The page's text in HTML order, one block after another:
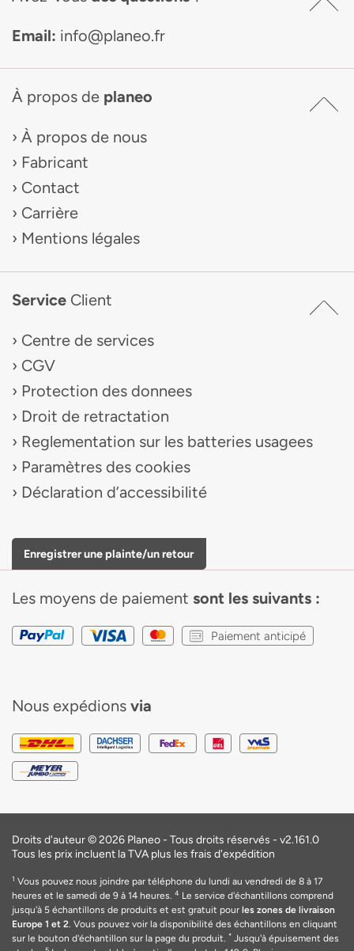
Email: info@planeo.fr
À propos de planeo
À propos de nous
Fabricant
Contact
Carrière
Mentions légales
Service Client
Centre de services
CGV
Protection des donnees
Droit de retractation
Reglementation sur les batteries usagees
Paramètres des cookies
Déclaration d’accessibilité
Enregistrer une plainte/un retour
Les moyens de paiement sont les suivants :
Paiement anticipé
Nous expédions via
Droits d'auteur © 2026 Planeo - Tous droits réservés - v2.161.0
Tous les prix incluent la TVA plus les frais d'expédition
1 Vous pouvez nous joindre par téléphone du lundi au vendredi de 8 à 17
heures et le samedi de 9 à 14 heures. 4 Le service d'échantillons comprend
jusqu'à 5 échantillons de produits et est gratuit pour les zones de livraison
Europe 1 et 2. Vous pouvez voir la disponibilité des échantillons en cliquant
sur le bouton d'échantillon sur la page du produit. * Jusqu'à épuisement des